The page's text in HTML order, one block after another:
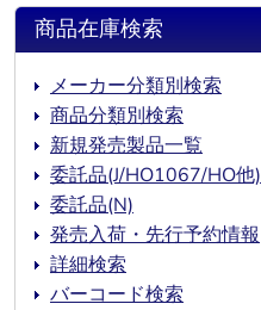
商品在庫検索
メーカー分類別検索
商品分類別検索
新規発売製品一覧
委託品(J/HO1067/HO他)
委託品(N)
発売入荷・先行予約情報
詳細検索
バーコード検索